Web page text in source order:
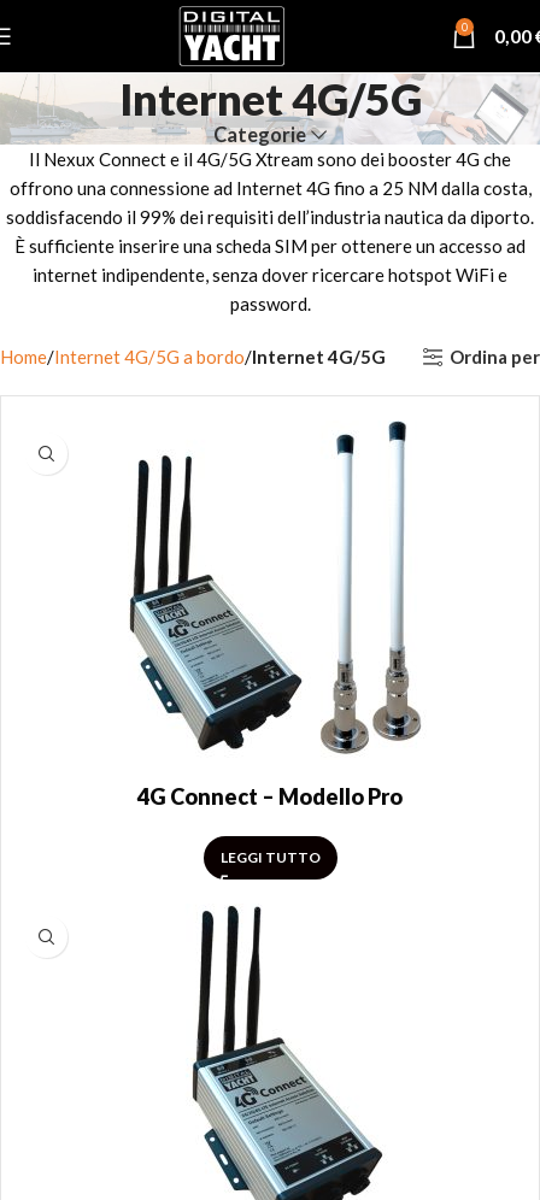
0 0,00
Internet 4G/5G
Categorie
Il Nexux Connect e il 4G/5G Xtream sono dei booster 4G che
offrono una connessione ad Internet 4G fino a 25 NM dalla costa,
soddisfacendo il 99% dei requisiti dell’industria nautica da diporto.
È sufficiente inserire una scheda SIM per ottenere un accesso ad
internet indipendente, senza dover ricercare hotspot WiFi e
password.
Home Internet 4G/5G a bordo Internet 4G/5G Ordina per
4G Connect – Modello Pro
LEGGI TUTTO